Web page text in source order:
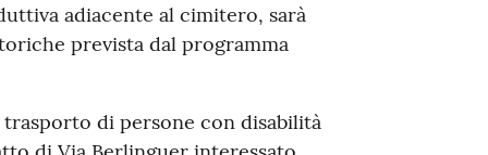
adiacente al cimitero, sarà
prevista dal programma
trasporto di persone con disabilità